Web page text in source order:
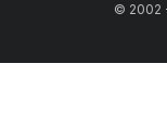
© 2002